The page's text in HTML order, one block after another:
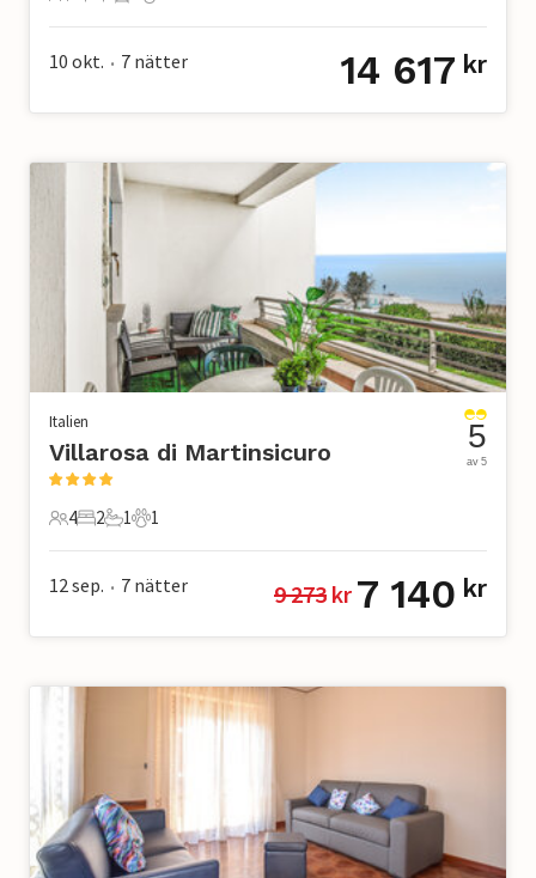
12 Gäster
6 Sovrum
3 Badrum
1 Husdjur
10 okt. • 7 nätter 14 617 kr
Italien
Villarosa di Martinsicuro
4 Gäster
4
2 Sovrum
2
1 Badrum
1
1 Husdjur
1
5
av 5
12 sep. • 7 nätter 9 273 kr 7 140 kr